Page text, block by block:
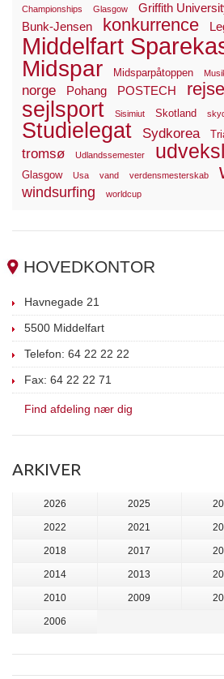
Championships
Glasgow Griffith
Bunk-Jensen
konkurrence
Middelfart
Midspar Midsparpåtoppen
norge Pohang POSTECH rejse
sejlsport Sisimiut Skotland
Studielegat Sydkorea
tromsø Udlandssemester
Glasgow
Usa vand verdensmesterskab
windsurfing worldcup
HOVEDKONTOR
Havnegade 21
5500 Middelfart
Telefon: 64 22 22 22
Fax: 64 22 22 71
Find afdeling nær dig
ARKIVER
2026 2025
2022 2021
2018 2017
2014 2013
2010 2009
2006